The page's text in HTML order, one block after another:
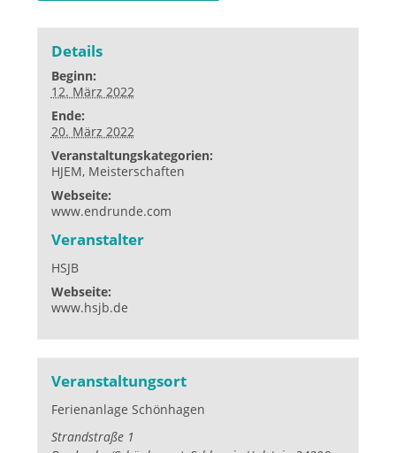
Details
Beginn:
12. März 2022
Ende:
20. März 2022
Veranstaltungskategorien:
HJEM, Meisterschaften
Webseite:
www.endrunde.com
Veranstalter
HSJB
Webseite:
www.hsjb.de
Veranstaltungsort
Ferienanlage Schönhagen
Strandstraße 1